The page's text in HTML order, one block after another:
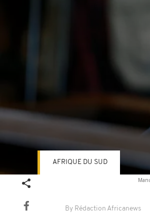
By Rédaction Africanews
AFRIQUE DU SUD